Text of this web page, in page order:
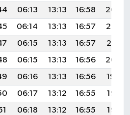
06:13 13:13 16:58
20:04
06:14 13:13 16:57
20:03
06:15 13:13 16:57
20:01
06:15 13:13 16:56
20:00
06:16 13:13 16:56
19:59
06:17 13:12 16:55
19:58
06:18 13:12 16:55
19:56